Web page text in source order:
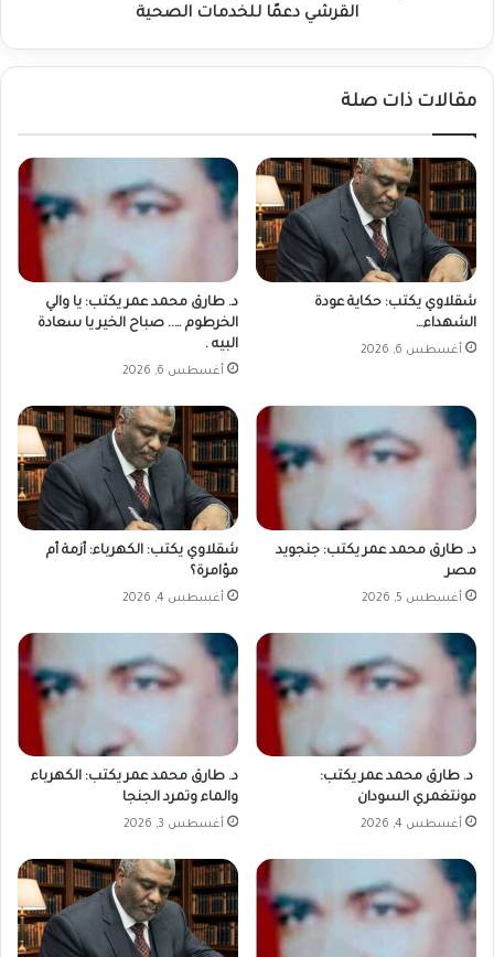
القرشي دعمًا للخدمات الصحية
مقالات ذات صلة
شقلاوي يكتب: حكاية عودة
الشهداء…
أغسطس 6, 2026
د. طارق محمد عمر يكتب: يا والي
الخرطوم ….. صباح الخير يا سعادة
البيه .
أغسطس 6, 2026
د. طارق محمد عمر يكتب: جنجويد
مصر
أغسطس 5, 2026
شقلاوي يكتب: الكهرباء: أزمة أم
مؤامرة؟
أغسطس 4, 2026
د. طارق محمد عمر يكتب:
مونتغمري السودان
أغسطس 4, 2026
د. طارق محمد عمر يكتب: الكهرباء
والماء وتمرد الجنجا
أغسطس 3, 2026